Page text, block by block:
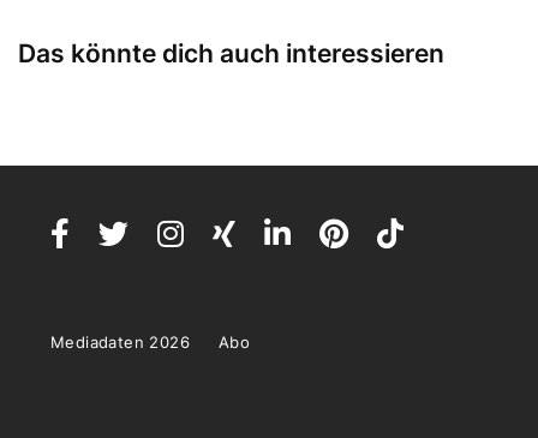
Das könnte dich auch interessieren
Mediadaten 2026 Abo